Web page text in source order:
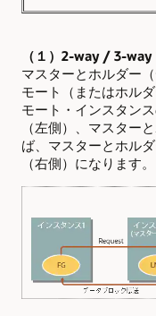
（１）2-way / 3-way
マスターとホルダー
モート（またはホル
モート・インスタン
（左側）、マスター
ば、マスターとホル
（右側）になります。